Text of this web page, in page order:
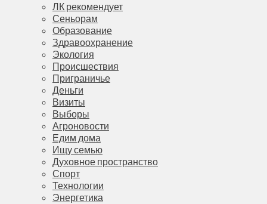
ЛК рекомендует
Сеньорам
Образование
Здравоохранение
Экология
Происшествия
Приграничье
Деньги
Визиты
Выборы
Агроновости
Едим дома
Ищу семью
Духовное пространство
Спорт
Технологии
Энергетика